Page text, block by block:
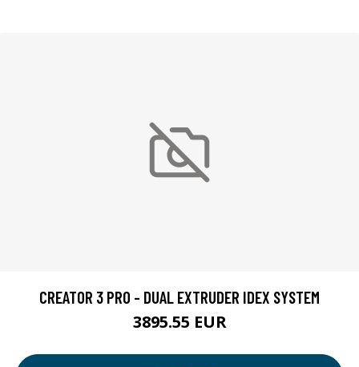
CREATOR 3 PRO - DUAL EXTRUDER IDEX SYSTEM
3895.55 EUR